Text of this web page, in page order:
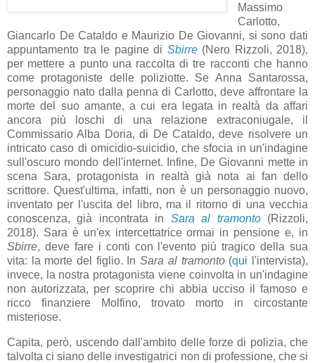
Massimo
Carlotto,
Giancarlo De Cataldo e Maurizio De Giovanni, si sono dati
appuntamento tra le pagine di Sbirre(Nero Rizzoli, 2018),
per mettere a punto una raccolta di tre racconti che hanno
come protagoniste delle poliziotte. Se Anna Santarossa,
personaggio nato dalla penna di Carlotto, deve affrontare la
morte del suo amante, a cui era legata in realtà da affari
ancora più loschi di una relazione extraconiugale, il
Commissario Alba Doria, di De Cataldo, deve risolvere un
intricato caso di omicidio-suicidio, che sfocia in un'indagine
sull'oscuro mondo dell'internet. Infine, De Giovanni mette in
scena Sara, protagonista in realtà già nota ai fan dello
scrittore. Quest'ultima, infatti, non è un personaggio nuovo,
inventato per l'uscita del libro, ma il ritorno di una vecchia
conoscenza, già incontrata in Sara al tramonto(Rizzoli,
2018). Sara è un'ex intercettatrice ormai in pensione e, in
Sbirre, deve fare i conti con l'evento più tragico della sua
vita: la morte del figlio. InSara al tramonto (qui l'intervista),
invece, la nostra protagonista viene coinvolta in un'indagine
non autorizzata, per scoprire chi abbia ucciso il famoso e
ricco finanziere Molfino, trovato morto in circostante
misteriose.
Capita, però, uscendo dall'ambito delle forze di polizia, che
talvolta ci siano delle investigatrici non di professione, che si